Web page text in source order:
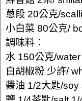
蔥段 20公克/
小白菜 80公克/
調味料：
水 150公克/
白胡椒粉 少許/
醬油 1/2大匙/